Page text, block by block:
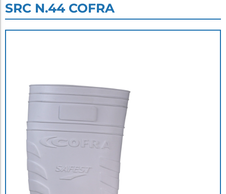
SRC N.44 COFRA